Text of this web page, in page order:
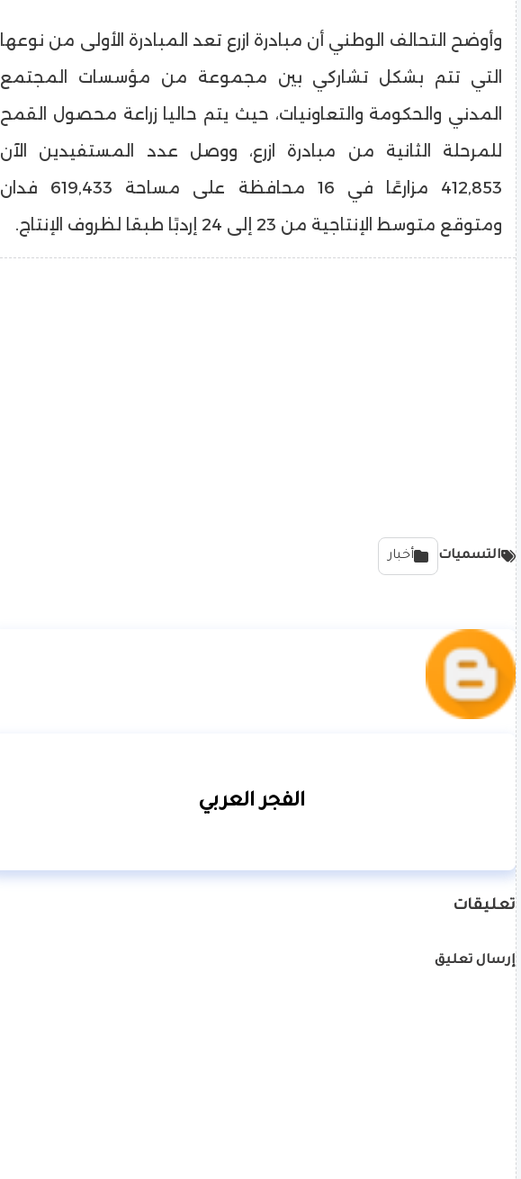
وأوضح التحالف الوطني أن مبادرة ازرع تعد المبادرة الأولى من نوعها
التي تتم بشكل تشاركي بين مجموعة من مؤسسات المجتمع
المدني والحكومة والتعاونيات، حيث يتم حاليا زراعة محصول القمح
للمرحلة الثانية من مبادرة ازرع، ووصل عدد المستفيدين الآن
412,853 مزارعًا في 16 محافظة على مساحة 619,433 فدان
ومتوقع متوسط الإنتاجية من 23 إلى 24 إردبًا طبقا لظروف الإنتاج.
التسميات أخبار
الفجر العربي
تعليقات
إرسال تعليق